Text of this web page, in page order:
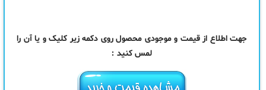
جهت اطلاع از قیمت و موجودی محصول روی دکمه زیر کلیک و یا آن را
لمس کنید :